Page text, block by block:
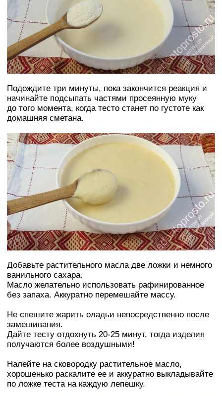
Подождите три минуты, пока закончится реакция и
начинайте подсыпать частями просеянную муку
до того момента, когда тесто станет по густоте как
домашняя сметана.
Добавьте растительного масла две ложки и немного
ванильного сахара.
Масло желательно использовать рафинированное
без запаха. Аккуратно перемешайте массу.
Не спешите жарить оладьи непосредственно после
замешивания.
Дайте тесту отдохнуть 20-25 минут, тогда изделия
получаются более воздушными!
Налейте на сковородку растительное масло,
хорошенько раскалите ее и аккуратно выкладывайте
по ложке теста на каждую лепешку.